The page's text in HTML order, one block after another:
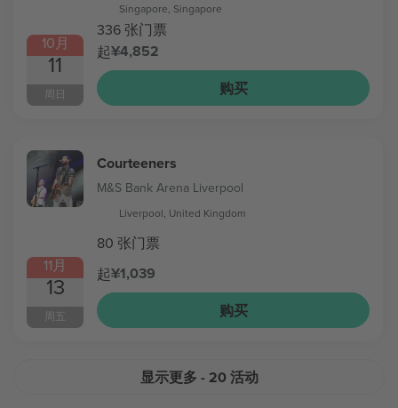
10月
11
周日
Singapore, Singapore
336 张门票
起¥4,852
购买
11月
13
周五
Courteeners
M&S Bank Arena Liverpool
Liverpool, United Kingdom
80 张门票
起¥1,039
购买
显示更多 - 20 活动